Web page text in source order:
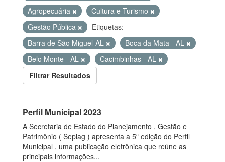
Agropecuária
Cultura e Turismo
Gestão Pública
Etiquetas:
Barra de São Miguel-AL
Boca da Mata - AL
Belo Monte - AL
Cacimbinhas - AL
Filtrar Resultados
Perfil Municipal 2023
A Secretaria de Estado do Planejamento , Gestão e
Patrimônio ( Seplag ) apresenta a 5ª edição do Perfil
Municipal , uma publicação eletrônica que reúne as
principais informações...